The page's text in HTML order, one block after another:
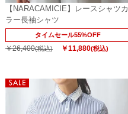
【NARACAMICIE】レースシャツカ
ラー長袖シャツ
タイムセール55%OFF
￥26,400(税込) ￥11,880(税込)